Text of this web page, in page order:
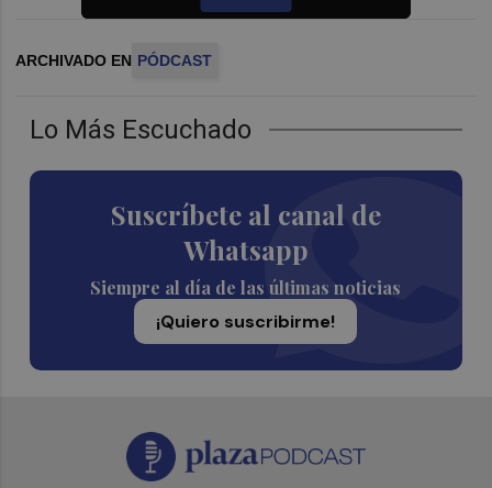
Lo Más Escuchado
Suscríbete al canal de
Whatsapp
Siempre al día de las últimas noticias
¡Quiero suscribirme!
ARCHIVADO EN PÓDCAST